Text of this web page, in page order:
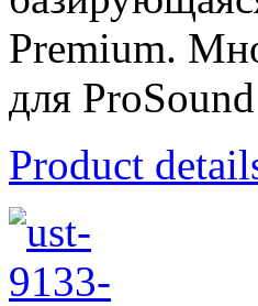
Premium.
для
Product